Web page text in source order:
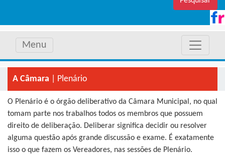
Menu
A Câmara | Plenário
O Plenário é o órgão deliberativo da Câmara Municipal, no qual
tomam parte nos trabalhos todos os membros que possuem
direito de deliberação. Deliberar significa decidir ou resolver
alguma questão após grande discussão e exame. É exatamente
isso o que fazem os Vereadores, nas sessões de Plenário.